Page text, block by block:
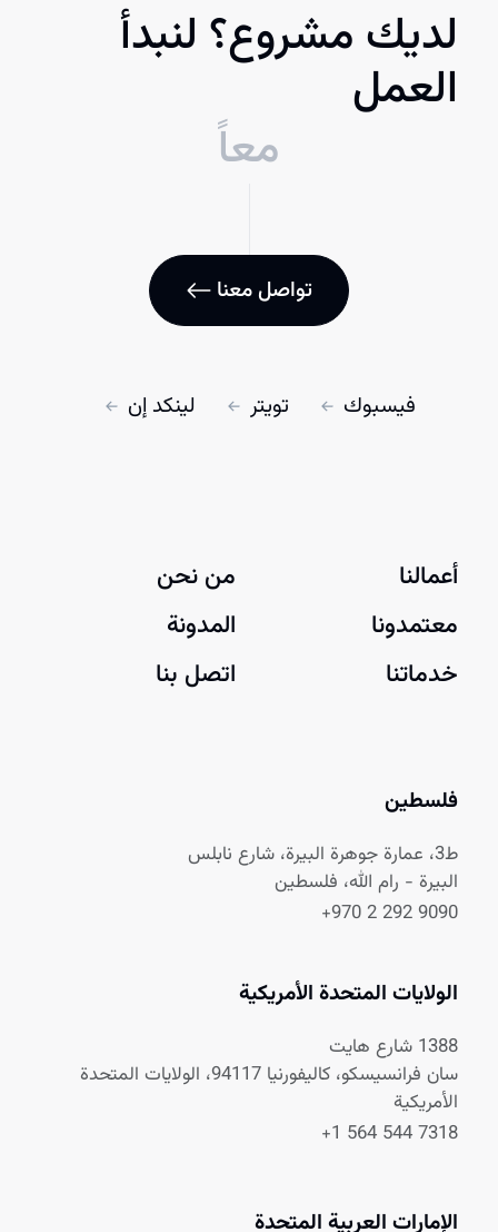
لديك مشروع؟ لنبدأ
العمل
معاً
تواصل معنا
فيسبوك تويتر لينكد إن
أعمالنا
معتمدونا
خدماتنا
من نحن
المدونة
اتصل بنا
فلسطين
ط3، عمارة جوهرة البيرة، شارع نابلس
البيرة - رام الله، فلسطين
+970 2 292 9090
الولايات المتحدة الأمريكية
1388 شارع هايت
سان فرانسيسكو، كاليفورنيا 94117، الولايات المتحدة
الأمريكية
+1 564 544 7318
الإمارات العربية المتحدة